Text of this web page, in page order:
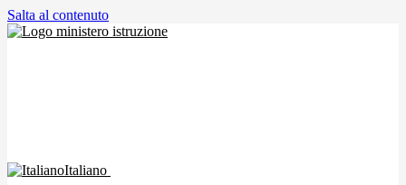
Salta al contenuto
Italiano